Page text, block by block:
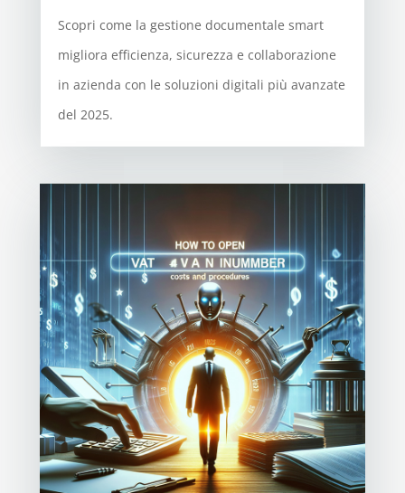
Scopri come la gestione documentale smart
migliora efficienza, sicurezza e collaborazione
in azienda con le soluzioni digitali più avanzate
del 2025.